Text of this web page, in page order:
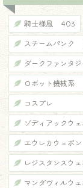
騎士様風 403
スチームパンク
ダークファンタジ
ロボット機械系
コスプレ
ゾディアックウェ
エウレカウェポン
レジスタンスウェ
マンダヴィルウェ